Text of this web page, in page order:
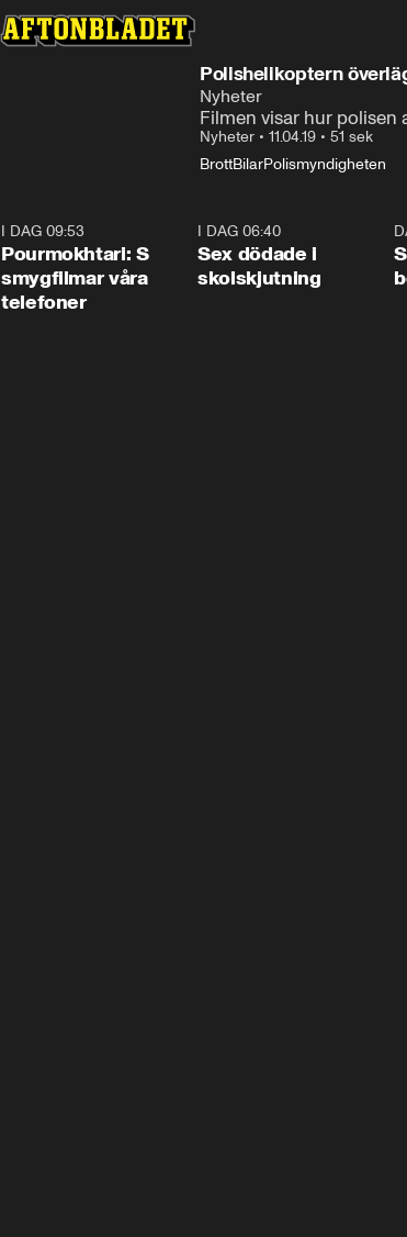
Polishelikoptern
Nyheter
Filmen visar hur polisen
Nyheter • 11.04.19 • 51 sek
BrottBilarPolismyndigheten
I DAG 09:53
Pourmokhtari: S
smygfilmar våra
telefoner
I DAG 06:40
Sex dödade i
skolskjutning